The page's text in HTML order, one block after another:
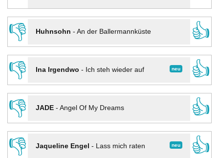
👎
Huhnsohn - An der Ballermannküste
👍
👎
neu
Ina Irgendwo - Ich steh wieder auf
👍
👎
JADE- Angel Of My Dreams
👍
👎
neu
Jaqueline Engel - Lass mich raten
👍